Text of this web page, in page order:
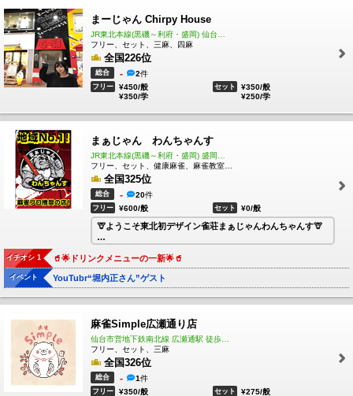
まーじゃん Chirpy House
フリー、セット、三麻、四麻
全国226位
総合 - 2件
フリー
¥450/般
¥350/学
セット
¥350/般
¥250/学
まぁじゃん わんちゃんす
全国325位
総合 - 20件
フリー ¥600/般 セット ¥0/般
🦒ようこそ東北初デザイン雀荘まぁじゃんわんちゃんす🦒
🦒岩手No☝️1の設備、雀荘まぁじゃんわんちゃんすへ🦒
当店は岩手県No.☝️の評価で【セット麻雀】大好評を頂いて
おります🌟
日々のご予約並びに、年末年始、週末、祝前日等もご予約
はお早めに🀄🌟☎
イチオシ 1 🥤🌟ドリンクメニューの一新🌟🥤
イベント YouTubr“堀内正さん”ゲスト
麻雀Simple広瀬通り店
フリー、セット、三麻
全国326位
総合 - 1件
フリー
¥350/般
セット
¥275/般